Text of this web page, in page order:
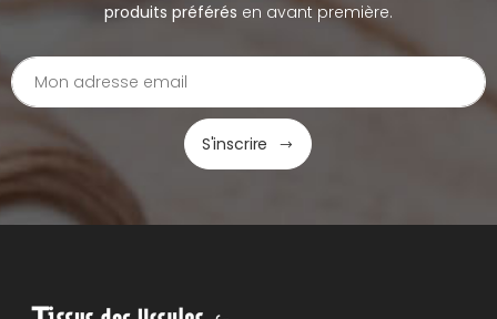
produits préférés en avant première.
S'inscrire